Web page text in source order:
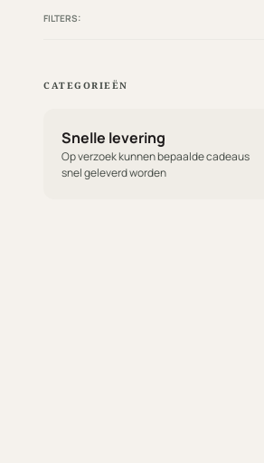
FILTERS:
CATEGORIEËN
Snelle levering
Op verzoek kunnen bepaalde cadeaus
snel geleverd worden